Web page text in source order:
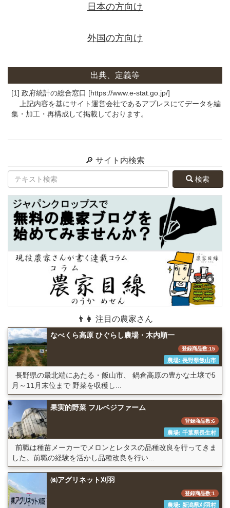
日本の方向け
外国の方向け
出典、定義等
[1] 政府統計の総合窓口 [https://www.e-stat.go.jp/]
上記内容を基にサイト運営会社であるアプレスにてデータを編
集・加工・再構成して掲載しております。
🔎 サイト内検索
検索
👨👩 注目の農家さん
なべくら高原 ひぐらし農場・木内順一
登録商品数:15
農場: 長野県飯山市
長野県の最北端にあたる・飯山市、 鍋倉高原の豊かな土壌で5
月～11月末位まで 野菜を収穫し...
果実的野菜 フルベジファーム
登録商品数:6
農場: 千葉県長生村
前職は種苗メーカーでメロンとレタスの品種改良を行ってきま
した。前職の経験を活かし品種改良を行い...
㈱アグリネット刈羽
登録商品数:1
農場: 新潟県刈羽村